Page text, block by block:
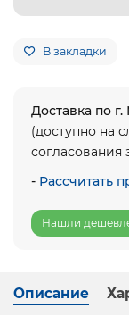
В закладки
Доставка по
(доступно на
согласования
- Рассчитать
Нашли
Описание